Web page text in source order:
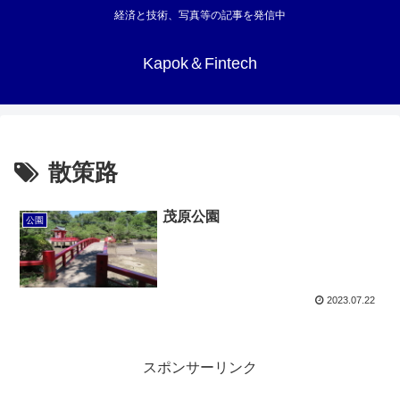
経済と技術、写真等の記事を発信中
Kapok＆Fintech
散策路
公園 茂原公園
2023.07.22
スポンサーリンク